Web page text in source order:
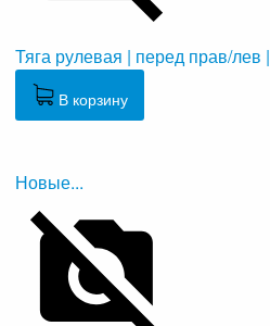
Тяга рулевая | перед прав/лев |
В корзину
Новые...